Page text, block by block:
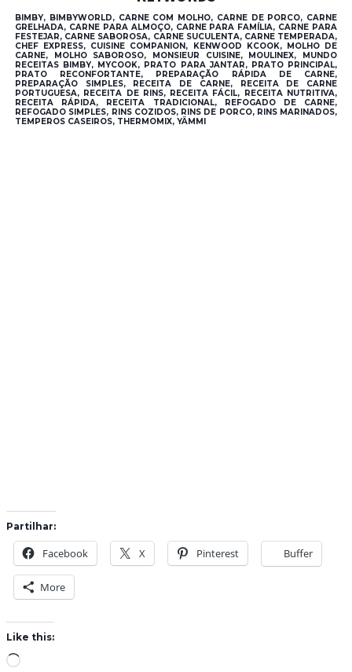
BIMBY, BIMBYWORLD, CARNE COM MOLHO, CARNE DE PORCO, CARNE
GRELHADA, CARNE PARA ALMOÇO, CARNE PARA FAMÍLIA, CARNE PARA
FESTEJAR, CARNE SABOROSA, CARNE SUCULENTA, CARNE TEMPERADA,
CHEF EXPRESS, CUISINE COMPANION, KENWOOD KCOOK, MOLHO DE
CARNE, MOLHO SABOROSO, MONSIEUR CUISINE, MOULINEX, MUNDO
RECEITAS BIMBY, MYCOOK, PRATO PARA JANTAR, PRATO PRINCIPAL,
PRATO RECONFORTANTE, PREPARAÇÃO RÁPIDA DE CARNE,
PREPARAÇÃO SIMPLES, RECEITA DE CARNE, RECEITA DE CARNE
PORTUGUESA, RECEITA DE RINS, RECEITA FÁCIL, RECEITA NUTRITIVA,
RECEITA RÁPIDA, RECEITA TRADICIONAL, REFOGADO DE CARNE,
REFOGADO SIMPLES, RINS COZIDOS, RINS DE PORCO, RINS MARINADOS,
TEMPEROS CASEIROS, THERMOMIX, YÄMMI
Partilhar:
Facebook X Pinterest Buffer
More
Like this:
L